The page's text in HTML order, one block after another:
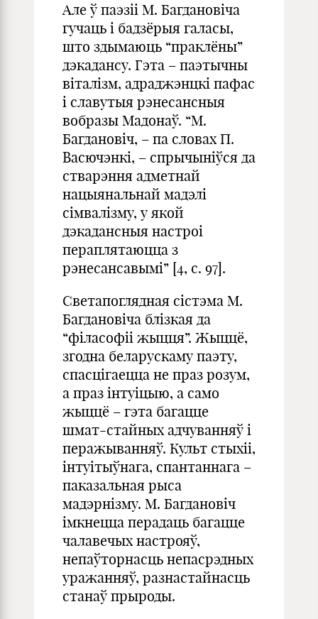
Але ў паэзii М. Багдановiча
гучаць i бадзёрыя галасы,
што здымаюць “праклёны”
дэкадансу. Гэта – паэтычны
вiталiзм, адраджэнцкi пафас
i славутыя рэнесансныя
вобразы Мадонаў. “М.
Багдановiч, – па словах П.
Васючэнкі, – спрычынiўся да
стварэння адметнай
нацыянальнай мадэлi
сiмвалiзму, у якой
дэкадансныя настроi
пераплятаюцца з
рэнесансавымi” [4, с. 97].
Светапоглядная сістэма М.
Багдановіча блізкая да
“філасофіі жыцця”. Жыццё,
згодна беларускаму паэту,
спасцігаецца не праз розум,
а праз інтуіцыю, а само
жыццё – гэта багацце
шмат-стайных адчуванняў i
перажыванняў. Культ стыхіі,
інтуітыўнага, спантаннага –
паказальная рыса
мадэрнізму. М. Багдановіч
імкнецца перадаць багацце
чалавечых настрояў,
непаўторнасць непасрэдных
уражанняў, разнастайнасць
станаў прыроды.